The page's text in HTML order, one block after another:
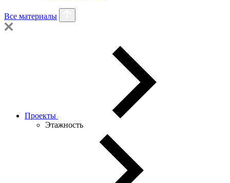
Все материалы
Проекты
Этажность